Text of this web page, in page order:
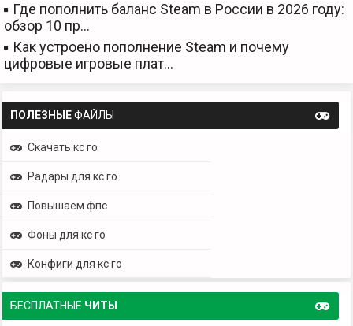
Где пополнить баланс Steam в России в 2026 году:
обзор 10 пр…
Как устроено пополнение Steam и почему
цифровые игровые плат…
ПОЛЕЗНЫЕФАЙЛЫ
Скачать кс го
Радары для кс го
Повышаем фпс
Фоны для кс го
Конфиги для кс го
БЕСПЛАТНЫЕ ЧИТЫ